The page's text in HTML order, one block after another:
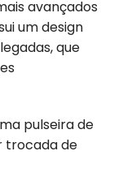
avançados
um design
que
pulseira de
trocada de